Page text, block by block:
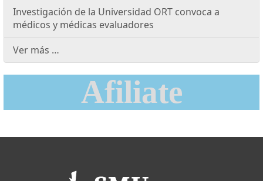
Investigación de la Universidad ORT convoca a
médicos y médicas evaluadores
Ver más …
Afiliate